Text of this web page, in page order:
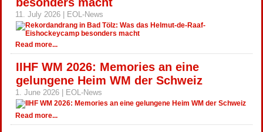
11. July 2026 | EOL-News
Read more...
IIHF WM 2026: Memories an eine
gelungene Heim WM der Schweiz
1. June 2026 | EOL-News
Read more...